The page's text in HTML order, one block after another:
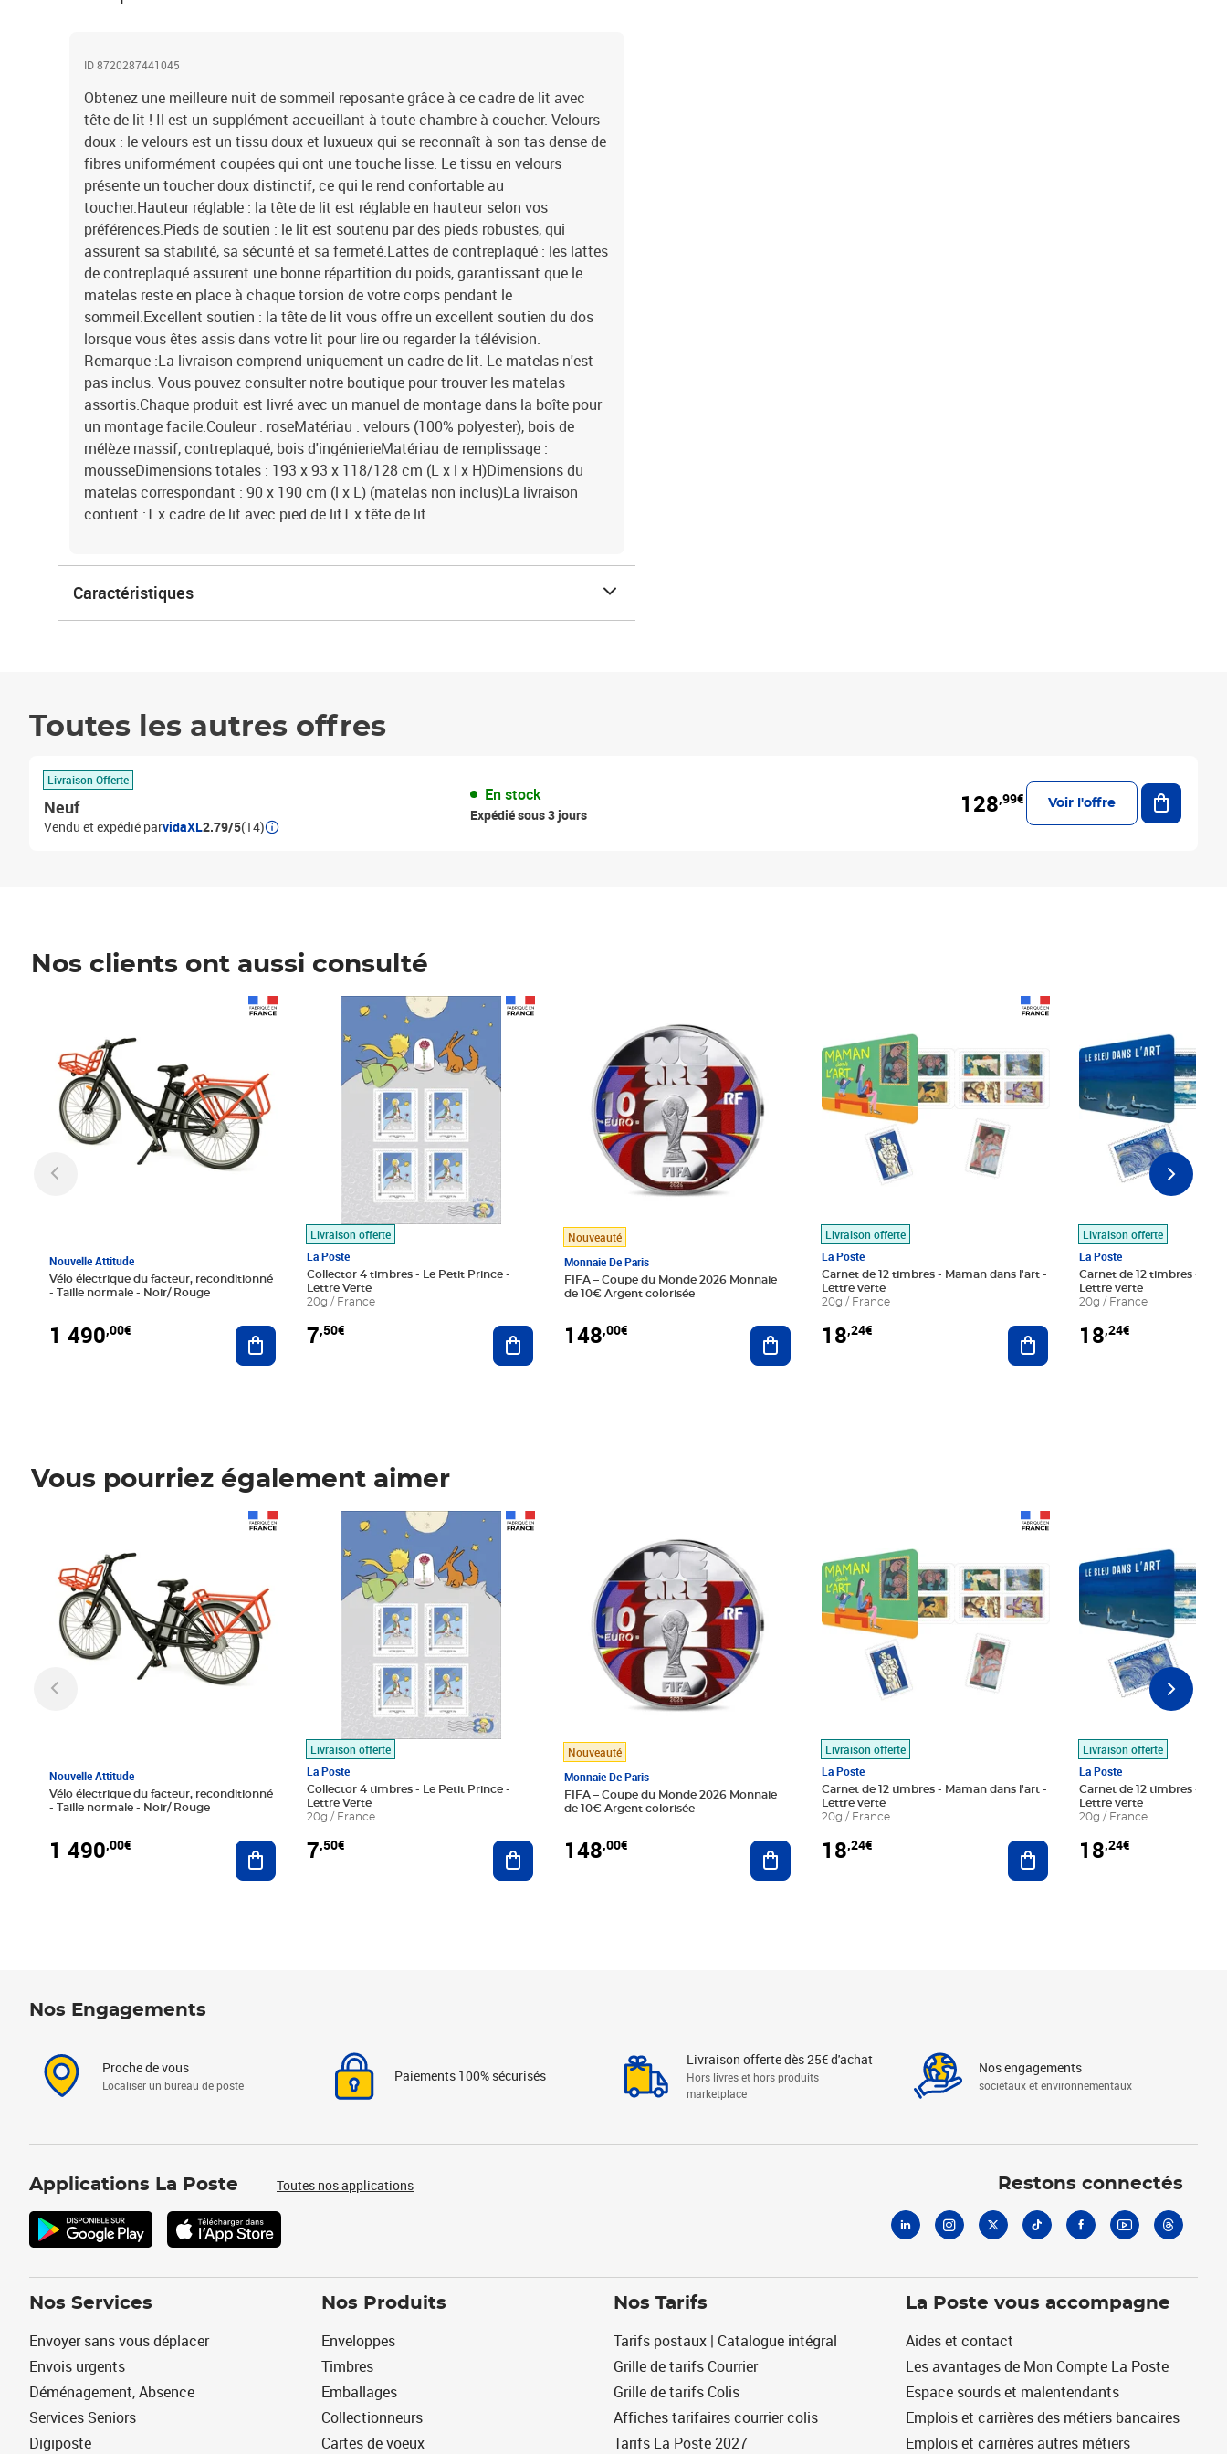
ID 8720287441045
Obtenez une meilleure nuit de sommeil reposante grâce à ce cadre de lit avec
tête de lit ! Il est un supplément accueillant à toute chambre à coucher. Velours
doux : le velours est un tissu doux et luxueux qui se reconnaît à son tas dense de
fibres uniformément coupées qui ont une touche lisse. Le tissu en velours
présente un toucher doux distinctif, ce qui le rend confortable au
toucher.Hauteur réglable : la tête de lit est réglable en hauteur selon vos
préférences.Pieds de soutien : le lit est soutenu par des pieds robustes, qui
assurent sa stabilité, sa sécurité et sa fermeté.Lattes de contreplaqué : les lattes
de contreplaqué assurent une bonne répartition du poids, garantissant que le
matelas reste en place à chaque torsion de votre corps pendant le
sommeil.Excellent soutien : la tête de lit vous offre un excellent soutien du dos
lorsque vous êtes assis dans votre lit pour lire ou regarder la télévision.
Remarque :La livraison comprend uniquement un cadre de lit. Le matelas n'est
pas inclus. Vous pouvez consulter notre boutique pour trouver les matelas
assortis.Chaque produit est livré avec un manuel de montage dans la boîte pour
un montage facile.Couleur : roseMatériau : velours (100% polyester), bois de
mélèze massif, contreplaqué, bois d'ingénierieMatériau de remplissage :
mousseDimensions totales : 193 x 93 x 118/128 cm (L x l x H)Dimensions du
matelas correspondant : 90 x 190 cm (l x L) (matelas non inclus)La livraison
contient :1 x cadre de lit avec pied de lit1 x tête de lit
Caractéristiques
Toutes les autres offres
Livraison Offerte
Neuf
Vendu et expédié parvidaXL2.79/5(14)
En stock
Expédié sous 3 jours 128,99€ Voir l'offre
Ajouter
Nos clients ont aussi consulté
Nouvelle Attitude
Vélo électrique du facteur, reconditionné
- Taille normale - Noir/ Rouge
1 490,00€ Ajouter au panier
Livraison offerte
La Poste
Collector 4 timbres - Le Petit Prince -
Lettre Verte
20g / France
7,50€
Prix 7,50€
Ajouter au panier
Nouveauté
Monnaie De Paris
FIFA – Coupe du Monde 2026 Monnaie
de 10€ Argent colorisée
148,00€ Ajouter au panier
Livraison offerte
La Poste
Carnet de 12 timbres - Maman dans l'art -
Lettre verte
20g / France
18,24€ Ajouter au panier
Livraison offerte
La Poste
Carnet de 12 timbres - Le
Lettre verte
20g / France
18,24€
Vous pourriez également aimer
Nouvelle Attitude
Vélo électrique du facteur, reconditionné
- Taille normale - Noir/ Rouge
1 490,00€ Ajouter au panier
Livraison offerte
La Poste
Collector 4 timbres - Le Petit Prince -
Lettre Verte
20g / France
7,50€
Prix 7,50€
Ajouter au panier
Nouveauté
Monnaie De Paris
FIFA – Coupe du Monde 2026 Monnaie
de 10€ Argent colorisée
148,00€ Ajouter au panier
Livraison offerte
La Poste
Carnet de 12 timbres - Maman dans l'art -
Lettre verte
20g / France
18,24€ Ajouter au panier
Livraison offerte
La Poste
Carnet de 12 timbres - Le
Lettre verte
20g / France
18,24€
Nos Engagements
Proche de vous
Localiser un bureau de poste
Paiements 100% sécurisés
Livraison offerte dès 25€ d'achat
Hors livres et hors produits
marketplace
Nos engagements
sociétaux et environnementaux
Applications La Poste Toutes nos applications Restons connectés
Nos Services
Envoyer sans vous déplacer
Envois urgents
Déménagement, Absence
Services Seniors
Digiposte
Nos Produits
Enveloppes
Timbres
Emballages
Collectionneurs
Cartes de voeux
Nos Tarifs
Tarifs postaux | Catalogue intégral
Grille de tarifs Courrier
Grille de tarifs Colis
Affiches tarifaires courrier colis
Tarifs La Poste 2027
La Poste vous accompagne
Aides et contact
Les avantages de Mon Compte La Poste
Espace sourds et malentendants
Emplois et carrières des métiers bancaires
Emplois et carrières autres métiers